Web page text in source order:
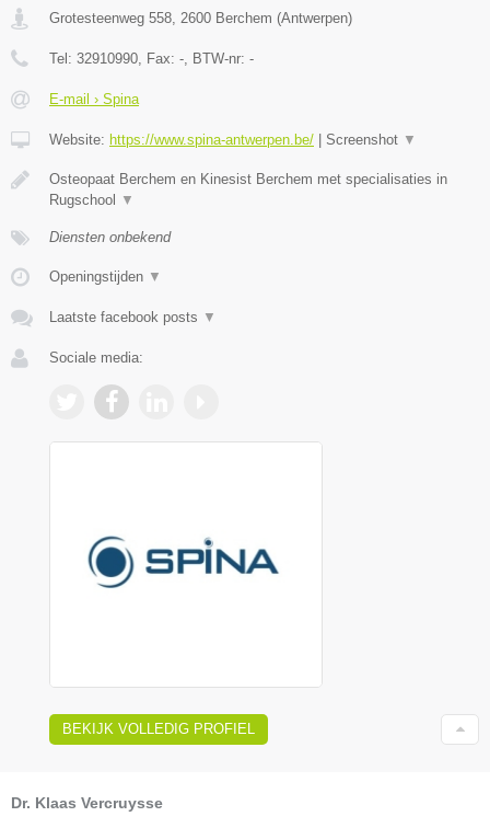
Grotesteenweg 558 2600 Berchem (Antwerpen)
Tel: 32910990 , Fax: - , BTW-nr: -
E-mail › Spina
Website: https://www.spina-antwerpen.be/ Screenshot ▼
Osteopaat Berchem en Kinesist Berchem met specialisaties in
Rugschool
▼
Diensten onbekend
Openingstijden ▼
Laatste facebook posts ▼
Sociale media:
BEKIJK VOLLEDIG PROFIEL
Dr. Klaas Vercruysse